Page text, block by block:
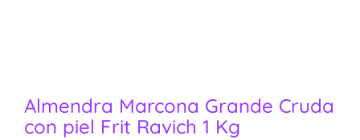
Almendra Marcona Grande Cruda
con piel Frit Ravich 1 Kg